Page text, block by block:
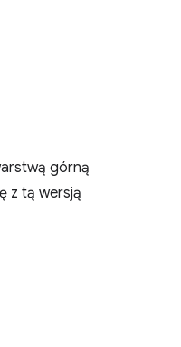
górną
z tą wersją